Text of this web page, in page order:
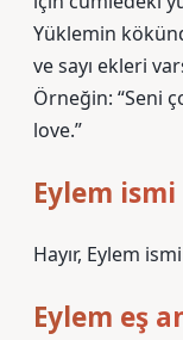
Yüklemin
ve sayı ekleri
Örneğin: “Seni
love.”
Eylem
Hayır, Eylem
Eylem eş